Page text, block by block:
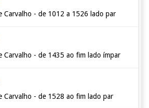
Carvalho - de 1012 a 1526 lado par
Carvalho - de 1435 ao fim lado ímpar
Carvalho - de 1528 ao fim lado par